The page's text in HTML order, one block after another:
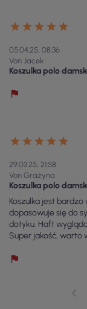
05.04.25, 08:36
Von Jacek
Koszulka polo
29.03.25, 21:58
Von Grażyna
Koszulka polo
Koszulka jest
dopasowuje się do
dotyku. Haft
Super jakość, warto